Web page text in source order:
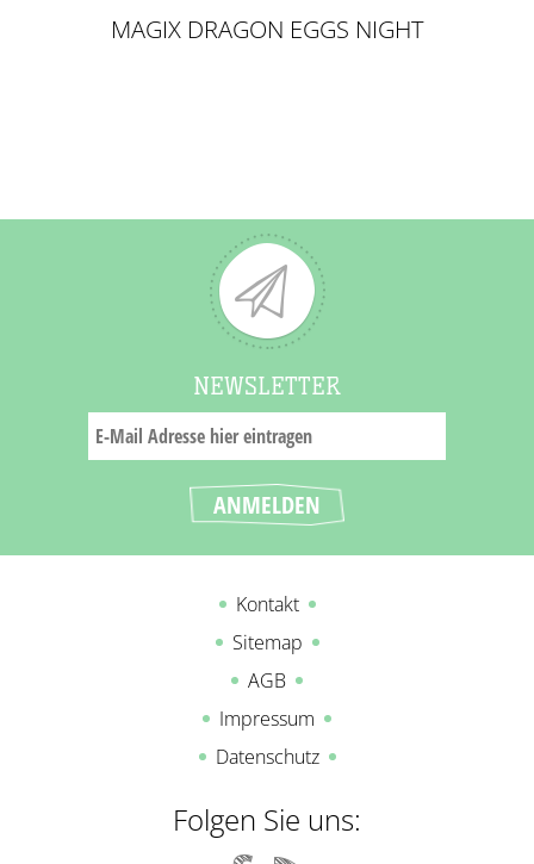
MAGIX DRAGON EGGS NIGHT
NEWSLETTER
Kontakt
Sitemap
AGB
Impressum
Datenschutz
Folgen Sie uns: